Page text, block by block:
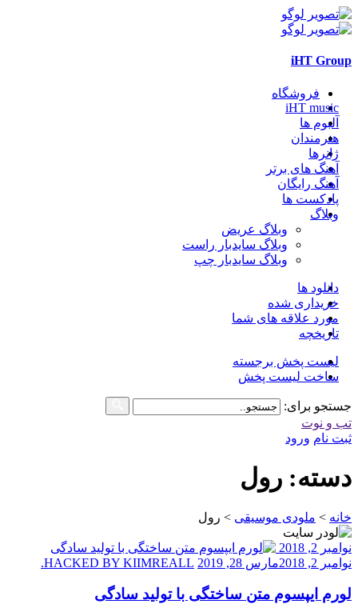
iHT Group
فروشگاه
iHT music
آلبوم ها
هنرمندان
ژانرها
آهنگ های برتر
آهنگ رایگان
پادکست ها
وبلاگ
وبلاگ عریض
وبلاگ سایدبار راست
وبلاگ سایدبار چپ
دانلود ها
خریداری شده
مورد علاقه های شما
تاریخچه
لیست پخش برجسته
ساخت لیست پخش
جستجو برای:
تب و نوت
ثبت نام ورود
دسته: رول
خانه > ملودی موسیقی > رول
نوامبر 2, 2018
نوامبر 2, 2018
مارس 28, 2019 HACKED BY KIIMREALL.
لورم ایپسوم متن ساختگی با تولید سادگی